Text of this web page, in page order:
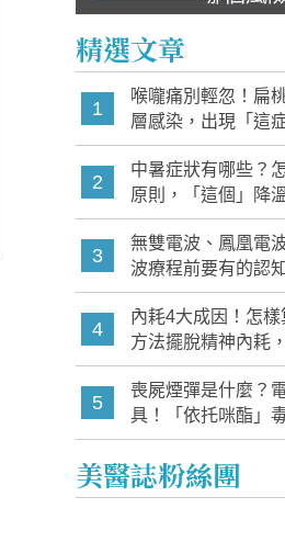
精選文章
1
喉嚨痛別輕忽！扁
層感染，出現「這
2
中暑症狀有哪些？
原則，「這個」降
3
無雙電波、鳳凰電
波療程前要有的認知
4
內耗4大成因！怎
方法擺脫精神內耗
5
喪屍煙彈是什麼？
具！「依托咪酯」
家長必知警訊
美醫誌粉絲團